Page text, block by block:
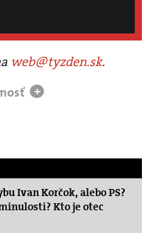
web@tyzden.sk.
+
Ivan Korčok, alebo PS?
Kto je otec